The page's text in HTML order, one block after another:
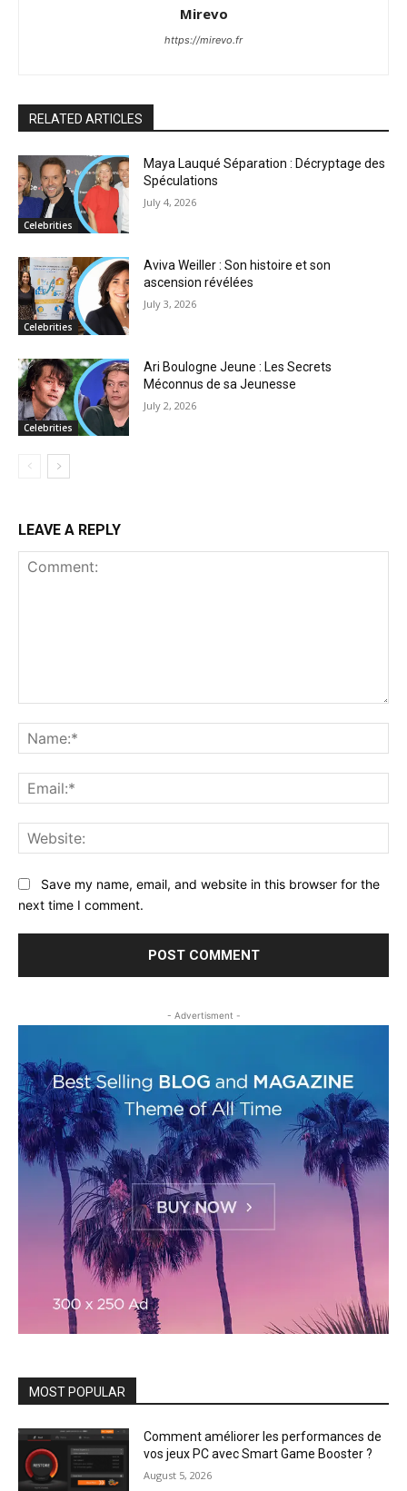
Mirevo
https://mirevo.fr
RELATED ARTICLES
Celebrities
Maya Lauqué Séparation : Décryptage des
Spéculations
July 4, 2026
Celebrities
Aviva Weiller : Son histoire et son
ascension révélées
July 3, 2026
Celebrities
Ari Boulogne Jeune : Les Secrets
Méconnus de sa Jeunesse
July 2, 2026
LEAVE A REPLY
Save my name, email, and website in this browser for the
next time I comment.
- Advertisment -
MOST POPULAR
Comment améliorer les performances de
vos jeux PC avec Smart Game Booster ?
August 5, 2026